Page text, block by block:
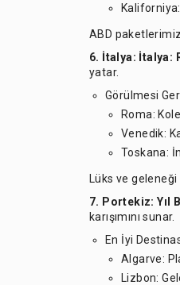
ABD
6. İtalya: İtalya:
yatar.
Görülmesi
Roma:
Venedik:
Toskana:
Lüks ve
7. Portekiz: Yıl
karışımını sunar.
En İyi
Algarve:
Lizbon: